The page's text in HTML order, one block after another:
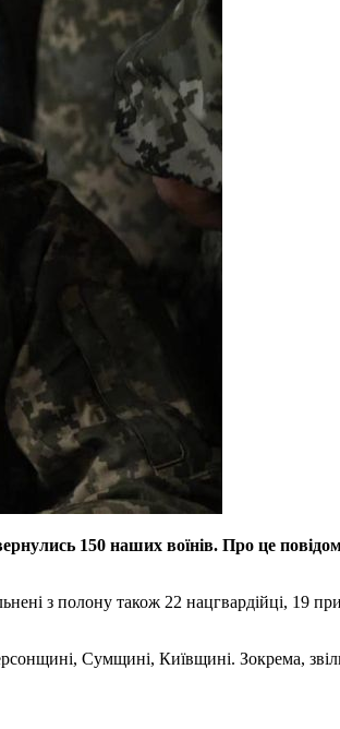
150 наших воїнів. Про це
з полону також 22 нацгвардійці, 19
Сумщині, Київщині. Зокрема,